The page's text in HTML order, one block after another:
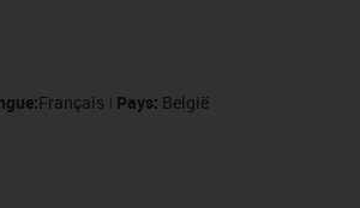
Français Pays: België